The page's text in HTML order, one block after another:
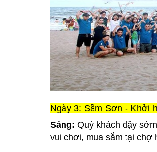
Ngày 3: Sầm Sơn - Khởi
Sáng: Quý khách dậy
vui chơi, mua sắm tại chợ